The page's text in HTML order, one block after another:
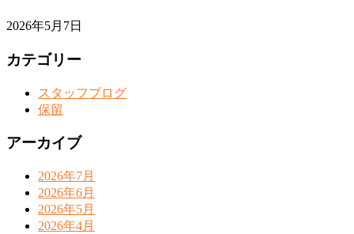
2026年5月7日
カテゴリー
スタッフブログ
保留
アーカイブ
2026年7月
2026年6月
2026年5月
2026年4月